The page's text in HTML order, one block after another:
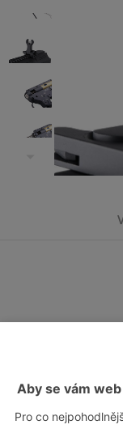
Aby se vám
Pro co